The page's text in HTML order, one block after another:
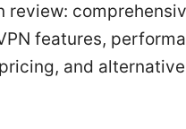
review:
features,
and